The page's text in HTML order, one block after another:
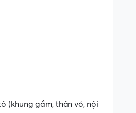
(khung gầm, thân vỏ, nội